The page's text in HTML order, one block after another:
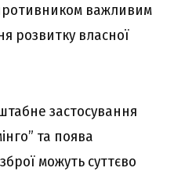
важливим
розвитку власної
застосування
та поява
можуть суттєво